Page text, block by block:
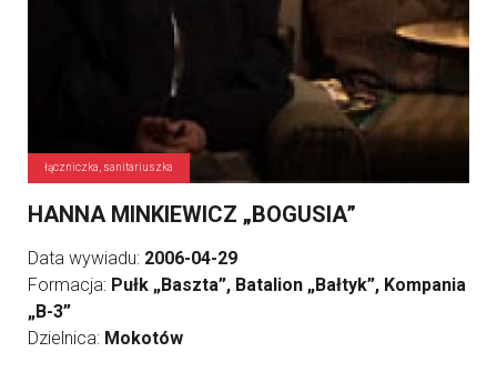
łączniczka, sanitariuszka
HANNA MINKIEWICZ „BOGUSIA”
Data wywiadu: 2006-04-29
Formacja: Pułk „Baszta”, Batalion „Bałtyk”, Kompania
„B-3”
Dzielnica: Mokotów